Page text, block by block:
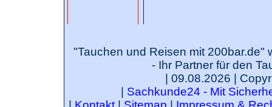
"Tauchen und Reisen mit 200bar.de"
- Ihr Partner für den
| 09.08.2026 |
Sachkunde24 - Mit